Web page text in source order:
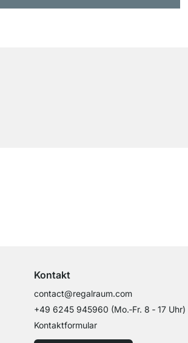
Kontakt
contact@regalraum.com
+49 6245 945960 (Mo.‑Fr. 8 ‑ 17 Uhr)
Kontaktformular